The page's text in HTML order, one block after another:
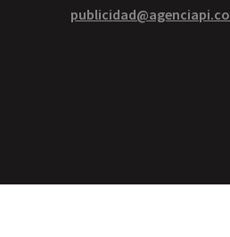
publicidad@agenciapi.co